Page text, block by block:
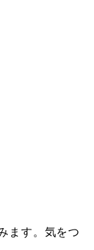
ます。気をつ